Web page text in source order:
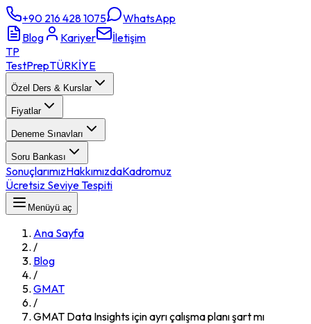
+90 216 428 1075
WhatsApp
Blog
Kariyer
İletişim
TP
TestPrepTÜRKİYE
Özel Ders & Kurslar
Fiyatlar
Deneme Sınavları
Soru Bankası
SonuçlarımızHakkımızdaKadromuz
Ücretsiz Seviye Tespiti
Menüyü aç
Ana Sayfa
/
Blog
/
GMAT
/
GMAT Data Insights için ayrı çalışma planı şart mı